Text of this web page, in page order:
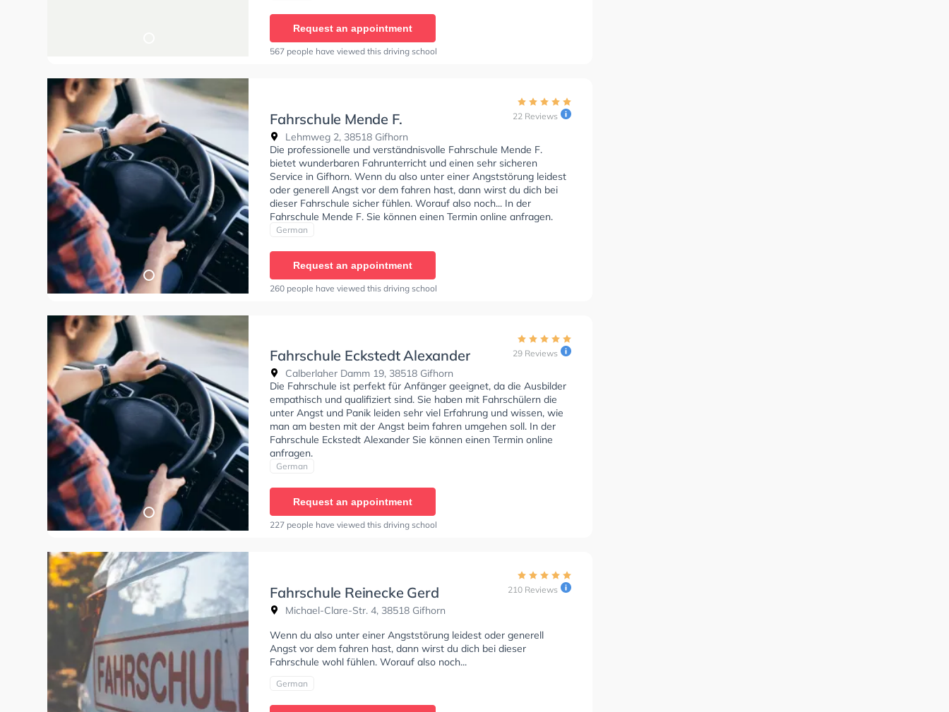
Request an appointment
567 people have viewed this driving school
Fahrschule Mende F.
Lehmweg 2, 38518 Gifhorn
22 Reviews
Die professionelle und verständnisvolle Fahrschule Mende F.
bietet wunderbaren Fahrunterricht und einen sehr sicheren
Service in Gifhorn. Wenn du also unter einer Angststörung leidest
oder generell Angst vor dem fahren hast, dann wirst du dich bei
dieser Fahrschule sicher fühlen. Worauf also noch... In der
Fahrschule Mende F. Sie können einen Termin online anfragen.
German
Request an appointment
260 people have viewed this driving school
Fahrschule Eckstedt Alexander
Calberlaher Damm 19, 38518 Gifhorn
29 Reviews
Die Fahrschule ist perfekt für Anfänger geeignet, da die Ausbilder
empathisch und qualifiziert sind. Sie haben mit Fahrschülern die
unter Angst und Panik leiden sehr viel Erfahrung und wissen, wie
man am besten mit der Angst beim fahren umgehen soll. In der
Fahrschule Eckstedt Alexander Sie können einen Termin online
anfragen.
German
Request an appointment
227 people have viewed this driving school
Fahrschule Reinecke Gerd
Michael-Clare-Str. 4, 38518 Gifhorn
210 Reviews
Wenn du also unter einer Angststörung leidest oder generell
Angst vor dem fahren hast, dann wirst du dich bei dieser
Fahrschule wohl fühlen. Worauf also noch...
German